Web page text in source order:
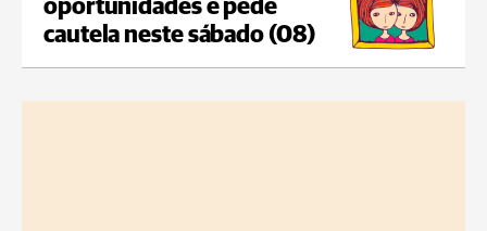
oportunidades e pede
cautela neste sábado (08)